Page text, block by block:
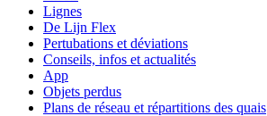
Lignes
De Lijn Flex
Pertubations et déviations
Conseils, infos et actualités
App
Objets perdus
Plans de réseau et répartitions des quais